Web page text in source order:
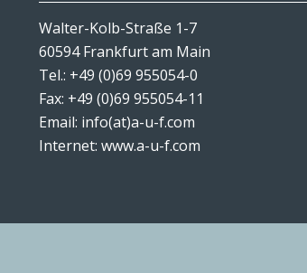
Walter-Kolb-Straße 1-7
60594 Frankfurt am Main
Tel.: +49 (0)69 955054-0
Fax: +49 (0)69 955054-11
Email: info(at)a-u-f.com
Internet:www.a-u-f.com